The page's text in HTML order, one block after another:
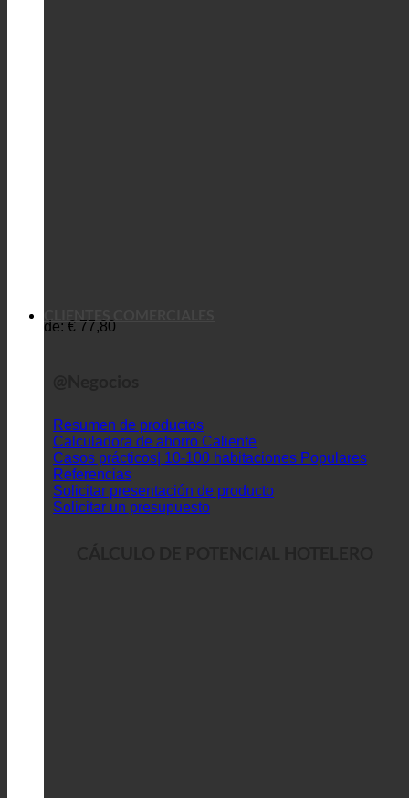
de: € 77,80
Resumen de productos
Calculadora de ahorro
Casos prácticos| 10-100 habitaciones
Referencias
Solicitar presentación de producto
Solicitar un presupuesto